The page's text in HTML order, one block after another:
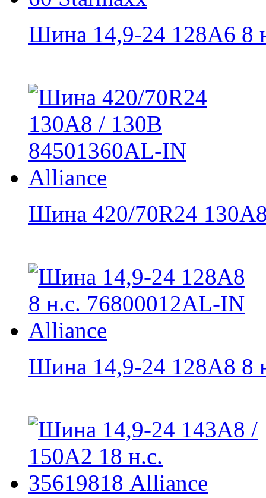
Шина 14,9-24 128A6 8
Шина 420/70R24
Шина 14,9-24 128A8 8